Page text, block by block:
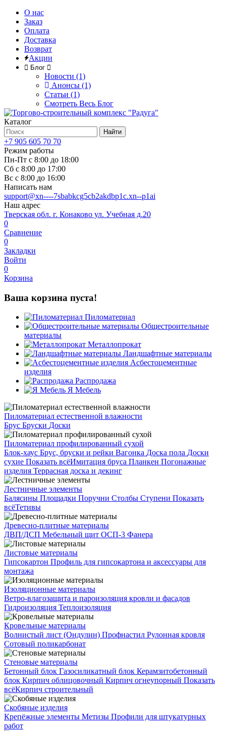
О нас
Заказ
Оплата
Доставка
Возврат
Акции
Блог
Новости (1)
Анонсы (1)
Статьи (1)
Смотреть Весь Блог
Каталог
Найти
+7 905 605 70 70
Режим работы
Пн-Пт с 8:00 до 18:00
Сб с 8:00 до 17:00
Вс с 8:00 до 16:00
Написать нам
support@xn----7sbabkcg5cb2akdbp1c.xn--p1ai
Наш адрес
Тверская обл. г. Конаково ул. Учебная д.20
0
Сравнение
0
Закладки
Войти
0
Корзина
Ваша корзина пуста!
Пиломатериал
Общестроительные
материалы
Металлопрокат
Ландшафтные материалы
Асбестоцементные
изделия
Распродажа
Я Мебель
Пиломатериал естественной влажности
Брус Бруски Доски
Пиломатериал профилированный сухой
Блок-хаус Брус, бруски и рейки Вагонка Доска пола Доски
сухие Показать всёИмитация бруса Планкен Погонажные
изделия Террасная доска и декинг
Лестничные элементы
Балясины Площадки Поручни Столбы Ступени Показать
всёТетивы
Древесно-плитные материалы
ДВП/ДСП Мебельный щит ОСП-3 Фанера
Листовые материалы
Гипсокартон Профиль для гипсокартона и аксессуары для
монтажа
Изоляционные материалы
Ветро-влагозащита и пароизоляция кровли и фасадов
Гидроизоляция Теплоизоляция
Кровельные материалы
Волнистый лист (Ондулин) Профнастил Рулонная кровля
Сотовый поликарбонат
Стеновые материалы
Бетонный блок Газосиликатный блок Керамзитобетонный
блок Кирпич облицовочный Кирпич огнеупорный Показать
всёКирпич строительный
Скобяные изделия
Крепёжные элементы Метизы Профили для штукатурных
работ